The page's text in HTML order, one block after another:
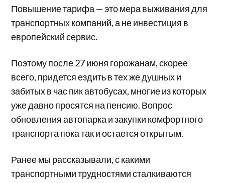
Повышение тарифа — это мера выживания для
транспортных компаний, а не инвестиция в
европейский сервис.
Поэтому после 27 июня горожанам, скорее
всего, придется ездить в тех же душных и
забитых в час пик автобусах, многие из которых
уже давно просятся на пенсию. Вопрос
обновления автопарка и закупки комфортного
транспорта пока так и остается открытым.
Ранее мы рассказывали, с какими
транспортными трудностями сталкиваются